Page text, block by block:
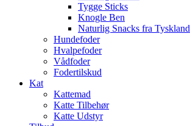
Tygge Sticks
Knogle Ben
Naturlig Snacks fra Tyskland
Hundefoder
Hvalpefoder
Vådfoder
Fodertilskud
Kat
Kattemad
Katte Tilbehør
Katte Udstyr